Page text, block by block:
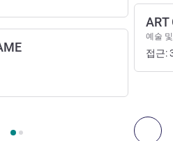
인먼트 다
테인먼트 1 :, 예술, 문화, 엔터테인
ART
예술
접근: